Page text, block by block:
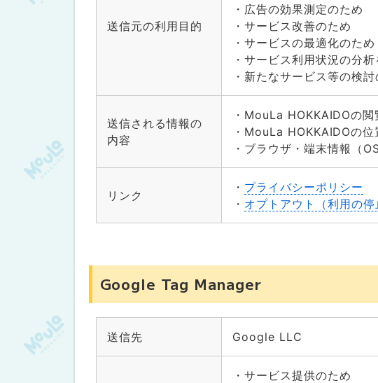
送信元の利用目的
・広告の効果測定のため
・サービス改善のため
・サービスの最適化のため
・サービス利用状況の分
・新たなサービス等の検討
送信される情報の
内容
・MouLa HOKKAIDOの閲
・MouLa HOKKAIDOの位
・ブラウザ・端末情報（
リンク
・ プライバシーポリシー
・ オプトアウト（利用の停
Google Tag Manager
送信先 Google LLC
・サービス提供のため